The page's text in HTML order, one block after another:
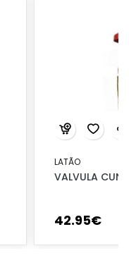
LATÃO
VALVULA
42.95€